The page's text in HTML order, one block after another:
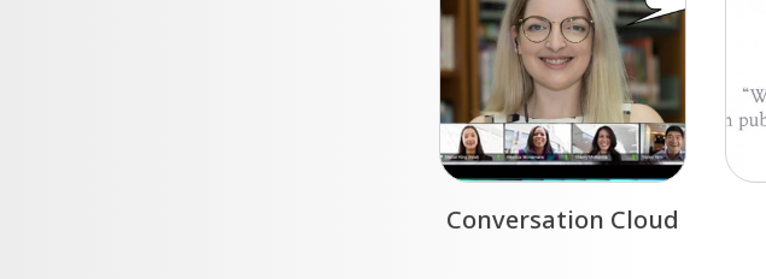
Conversation Cloud